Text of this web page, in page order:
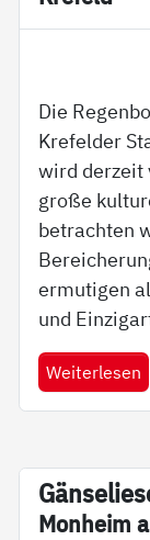
Die
Krefelder
wird derzeit
große
betrachten
ermutigen
und
Weiterlesen
Mon­heim